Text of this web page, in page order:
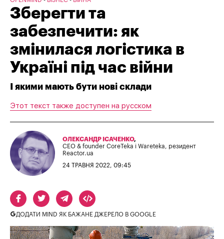
Архів
Зберегти та
забезпечити: як
змінилася логістика в
Україні під час війни
І якими мають бути нові склади
Этот текст также доступен на русском
ОЛЕКСАНДР ІСАЧЕНКО,
CEO & founder CoreTeka і Wareteka, резидент
Reactor.ua
24 ТРАВНЯ 2022, 09:45
ДОДАТИ MIND ЯК БАЖАНЕ ДЖЕРЕЛО В GOOGLE